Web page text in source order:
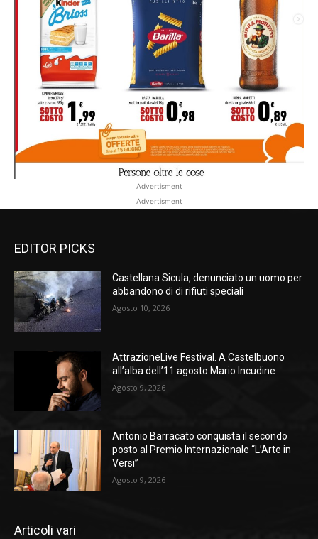
Advertisment
Advertisment
EDITOR PICKS
Castellana Sicula, denunciato un uomo per
abbandono di di rifiuti speciali
Agosto 10, 2026
AttrazioneLive Festival. A Castelbuono
all’alba dell’11 agosto Mario Incudine
Agosto 9, 2026
Antonio Barracato conquista il secondo
posto al Premio Internazionale “L’Arte in
Versi”
Agosto 9, 2026
Articoli vari